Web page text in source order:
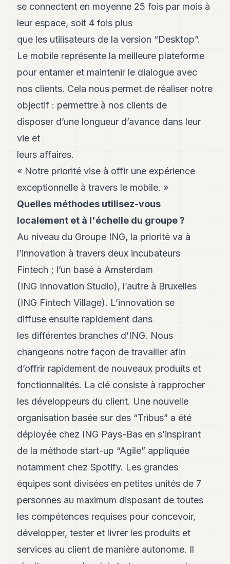
13
Andy
12
Andy
Andy
10
9
Andy
8
Andy
Andy
6
5
Andy
3
TECH
FINANCE
DE
VIVRE
ARTS
ASSURANCE
IMMOBILIER
PRIVATE
SPORT
JURIDIQUE
ENTREPRISES
CONTACT
S'ABONNER
se connectent en moyenne 25 fois par mois à
leur espace, soit 4 fois plus
que les utilisateurs de la version “Desktop”.
Le mobile représente la meilleure plateforme
pour entamer et maintenir le dialogue avec
nos clients. Cela nous permet de réaliser notre
objectif : permettre à nos clients de
disposer d’une longueur d’avance dans leur
vie et
leurs affaires.
« Notre priorité vise à offir une expérience
exceptionnelle à travers le mobile. »
Quelles méthodes utilisez-vous
localement et à l'échelle du groupe ?
Au niveau du Groupe ING, la priorité va à
l’innovation à travers deux incubateurs
Fintech ; l’un basé à Amsterdam
(ING Innovation Studio), l’autre à Bruxelles
(ING Fintech Village). L’innovation se
diffuse ensuite rapidement dans
les différentes branches d’ING. Nous
changeons notre façon de travailler afin
d’offrir rapidement de nouveaux produits et
fonctionnalités. La clé consiste à rapprocher
les développeurs du client. Une nouvelle
organisation basée sur des “Tribus” a été
déployée chez ING Pays-Bas en s’inspirant
de la méthode start-up “Agile” appliquée
notamment chez Spotify. Les grandes
équipes sont divisées en petites unités de 7
personnes au maximum disposant de toutes
les compétences requises pour concevoir,
développer, tester et livrer les produits et
services au client de manière autonome. Il